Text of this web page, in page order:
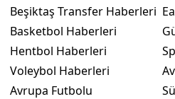
Beşiktaş Transfer Haberleri
Basketbol Haberleri
Hentbol Haberleri
Voleybol Haberleri
Avrupa Futbolu